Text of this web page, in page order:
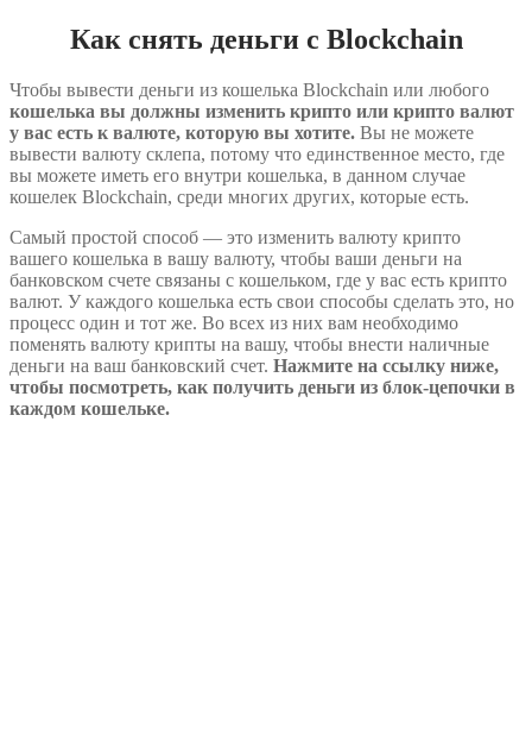
Как снять деньги с Blockchain
Чтобы вывести деньги из кошелька Blockchain или любого
кошелька вы должны изменить крипто или крипто валют
у вас есть к валюте, которую вы хотите. Вы не можете
вывести валюту склепа, потому что единственное место, где
вы можете иметь его внутри кошелька, в данном случае
кошелек Blockchain, среди многих других, которые есть.
Самый простой способ — это изменить валюту крипто
вашего кошелька в вашу валюту, чтобы ваши деньги на
банковском счете связаны с кошельком, где у вас есть крипто
валют. У каждого кошелька есть свои способы сделать это, но
процесс один и тот же. Во всех из них вам необходимо
поменять валюту крипты на вашу, чтобы внести наличные
деньги на ваш банковский счет. Нажмите на ссылку ниже,
чтобы посмотреть, как получить деньги из блок-цепочки в
каждом кошельке.